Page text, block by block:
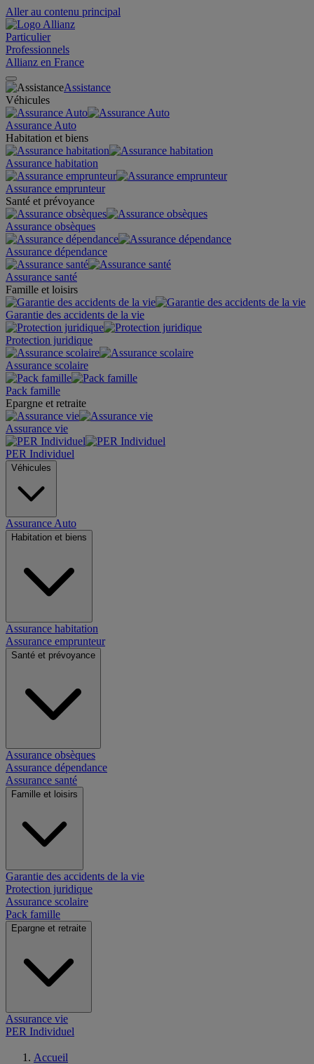
Aller au contenu principal
Particulier
Professionnels
Allianz en France
Assistance
Véhicules
Assurance Auto
Habitation et biens
Assurance habitation
Assurance emprunteur
Santé et prévoyance
Assurance obsèques
Assurance dépendance
Assurance santé
Famille et loisirs
Garantie des accidents de la vie
Protection juridique
Assurance scolaire
Pack famille
Epargne et retraite
Assurance vie
PER Individuel
Véhicules
Assurance Auto
Habitation et biens
Assurance habitation
Assurance emprunteur
Santé et prévoyance
Assurance obsèques
Assurance dépendance
Assurance santé
Famille et loisirs
Garantie des accidents de la vie
Protection juridique
Assurance scolaire
Pack famille
Epargne et retraite
Assurance vie
PER Individuel
Accueil